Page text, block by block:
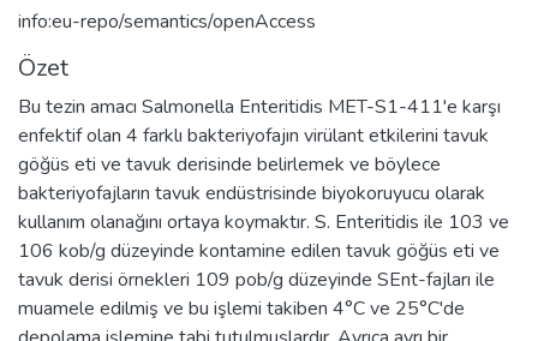
info:eu-repo/semantics/openAccess
Özet
Bu tezin amacı Salmonella Enteritidis MET-S1-411'e karşı
enfektif olan 4 farklı bakteriyofajın virülant etkilerini tavuk
göğüs eti ve tavuk derisinde belirlemek ve böylece
bakteriyofajların tavuk endüstrisinde biyokoruyucu olarak
kullanım olanağını ortaya koymaktır. S. Enteritidis ile 103 ve
106 kob/g düzeyinde kontamine edilen tavuk göğüs eti ve
tavuk derisi örnekleri 109 pob/g düzeyinde SEnt-fajları ile
muamele edilmiş ve bu işlemi takiben 4°C ve 25°C'de